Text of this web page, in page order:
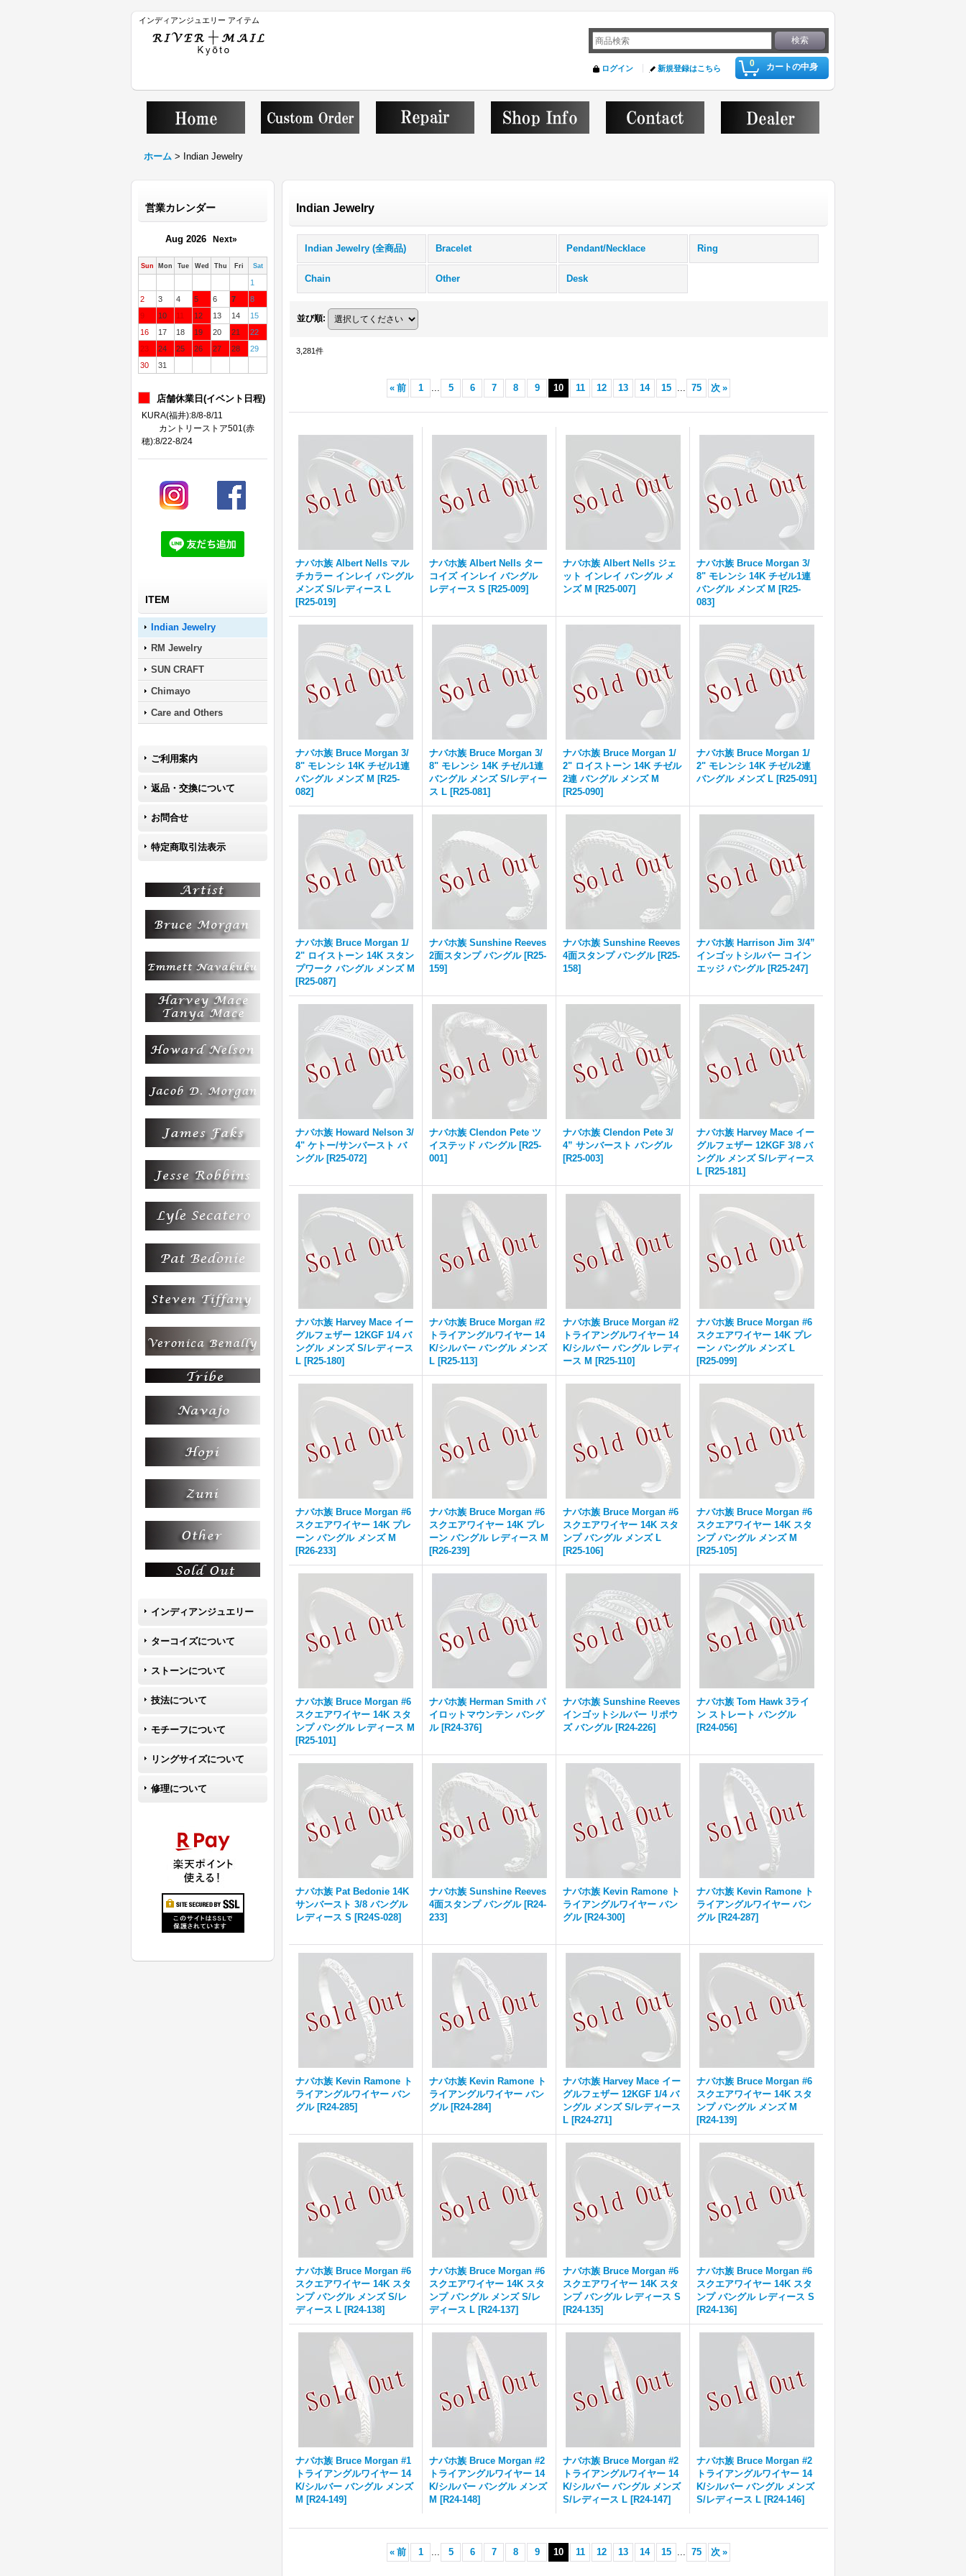
インディアンジュエリー アイテム
0 カートの中身
ログイン 新規登録はこちら
ホーム > Indian Jewelry
営業カレンダー
Aug 2026 Next»
Sun Mon Tue Wed Thu Fri Sat
1
2
3 4 5 6 7
8
9
10 11 12 13 14
15
16
17 18 19 20 21
22
23
24 25 26 27 28
29
30
31
店舗休業日(イベント日程)
KURA(福井):8/8-8/11
カントリーストア501(赤
穂):8/22-8/24
ITEM
Indian Jewelry
RM Jewelry
SUN CRAFT
Chimayo
Care and Others
ご利用案内
返品・交換について
お問合せ
特定商取引法表示
インディアンジュエリー
ターコイズについて
ストーンについて
技法について
モチーフについて
リングサイズについて
修理について
Indian Jewelry
Indian Jewelry (全商品) Bracelet Pendant/Necklace Ring
Chain Other Desk
並び順:
3,281件
« 前 1 ... 5 6 7 8 9 10 11 12 13 14 15 ... 75 次 »
ナバホ族 Albert Nells マル
チカラー インレイ バングル
メンズ S/レディース L
[R25-019]
ナバホ族 Albert Nells ター
コイズ インレイ バングル
レディース S [R25-009]
ナバホ族 Albert Nells ジェ
ット インレイ バングル メ
ンズ M [R25-007]
ナバホ族 Bruce Morgan 3/
8" モレンシ 14K チゼル1連
バングル メンズ M [R25-
083]
ナバホ族 Bruce Morgan 3/
8" モレンシ 14K チゼル1連
バングル メンズ M [R25-
082]
ナバホ族 Bruce Morgan 3/
8" モレンシ 14K チゼル1連
バングル メンズ S/レディー
ス L [R25-081]
ナバホ族 Bruce Morgan 1/
2" ロイストーン 14K チゼル
2連 バングル メンズ M
[R25-090]
ナバホ族 Bruce Morgan 1/
2" モレンシ 14K チゼル2連
バングル メンズ L [R25-091]
ナバホ族 Bruce Morgan 1/
2" ロイストーン 14K スタン
プワーク バングル メンズ M
[R25-087]
ナバホ族 Sunshine Reeves
2面スタンプ バングル [R25-
159]
ナバホ族 Sunshine Reeves
4面スタンプ バングル [R25-
158]
ナバホ族 Harrison Jim 3/4”
インゴットシルバー コイン
エッジ バングル [R25-247]
ナバホ族 Howard Nelson 3/
4" ケトー/サンバースト バ
ングル [R25-072]
ナバホ族 Clendon Pete ツ
イステッド バングル [R25-
001]
ナバホ族 Clendon Pete 3/
4” サンバースト バングル
[R25-003]
ナバホ族 Harvey Mace イー
グルフェザー 12KGF 3/8 バ
ングル メンズ S/レディース
L [R25-181]
ナバホ族 Harvey Mace イー
グルフェザー 12KGF 1/4 バ
ングル メンズ S/レディース
L [R25-180]
ナバホ族 Bruce Morgan #2
トライアングルワイヤー 14
K/シルバー バングル メンズ
L [R25-113]
ナバホ族 Bruce Morgan #2
トライアングルワイヤー 14
K/シルバー バングル レディ
ース M [R25-110]
ナバホ族 Bruce Morgan #6
スクエアワイヤー 14K プレ
ーン バングル メンズ L
[R25-099]
ナバホ族 Bruce Morgan #6
スクエアワイヤー 14K プレ
ーン バングル メンズ M
[R26-233]
ナバホ族 Bruce Morgan #6
スクエアワイヤー 14K プレ
ーン バングル レディース M
[R26-239]
ナバホ族 Bruce Morgan #6
スクエアワイヤー 14K スタ
ンプ バングル メンズ L
[R25-106]
ナバホ族 Bruce Morgan #6
スクエアワイヤー 14K スタ
ンプ バングル メンズ M
[R25-105]
ナバホ族 Bruce Morgan #6
スクエアワイヤー 14K スタ
ンプ バングル レディース M
[R25-101]
ナバホ族 Herman Smith パ
イロットマウンテン バング
ル [R24-376]
ナバホ族 Sunshine Reeves
インゴットシルバー リポウ
ズ バングル [R24-226]
ナバホ族 Tom Hawk 3ライ
ン ストレート バングル
[R24-056]
ナバホ族 Pat Bedonie 14K
サンバースト 3/8 バングル
レディース S [R24S-028]
ナバホ族 Sunshine Reeves
4面スタンプ バングル [R24-
233]
ナバホ族 Kevin Ramone ト
ライアングルワイヤー バン
グル [R24-300]
ナバホ族 Kevin Ramone ト
ライアングルワイヤー バン
グル [R24-287]
ナバホ族 Kevin Ramone ト
ライアングルワイヤー バン
グル [R24-285]
ナバホ族 Kevin Ramone ト
ライアングルワイヤー バン
グル [R24-284]
ナバホ族 Harvey Mace イー
グルフェザー 12KGF 1/4 バ
ングル メンズ S/レディース
L [R24-271]
ナバホ族 Bruce Morgan #6
スクエアワイヤー 14K スタ
ンプ バングル メンズ M
[R24-139]
ナバホ族 Bruce Morgan #6
スクエアワイヤー 14K スタ
ンプ バングル メンズ S/レ
ディース L [R24-138]
ナバホ族 Bruce Morgan #6
スクエアワイヤー 14K スタ
ンプ バングル メンズ S/レ
ディース L [R24-137]
ナバホ族 Bruce Morgan #6
スクエアワイヤー 14K スタ
ンプ バングル レディース S
[R24-135]
ナバホ族 Bruce Morgan #6
スクエアワイヤー 14K スタ
ンプ バングル レディース S
[R24-136]
ナバホ族 Bruce Morgan #1
トライアングルワイヤー 14
K/シルバー バングル メンズ
M [R24-149]
ナバホ族 Bruce Morgan #2
トライアングルワイヤー 14
K/シルバー バングル メンズ
M [R24-148]
ナバホ族 Bruce Morgan #2
トライアングルワイヤー 14
K/シルバー バングル メンズ
S/レディース L [R24-147]
ナバホ族 Bruce Morgan #2
トライアングルワイヤー 14
K/シルバー バングル メンズ
S/レディース L [R24-146]
« 前 1 ... 5 6 7 8 9 10 11 12 13 14 15 ... 75 次 »